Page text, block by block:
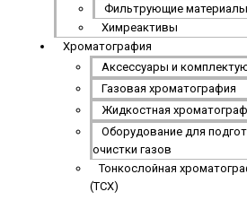
Фильтрующие материалы
Химреактивы
Хроматография
Аксессуары и
Газовая хроматография
Жидкостная
Оборудование для
очистки газов
Тонкослойная
(ТСХ)